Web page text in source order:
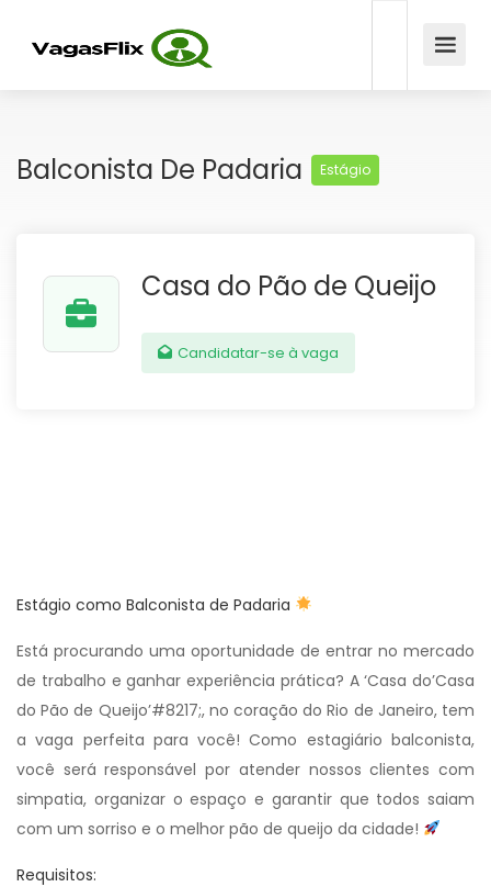
Balconista De Padaria Estágio
Casa do Pão de Queijo
Candidatar-se à vaga
Estágio como Balconista de Padaria
Está procurando uma oportunidade de entrar no mercado
de trabalho e ganhar experiência prática? A ‘Casa do’Casa
do Pão de Queijo’#8217;, no coração do Rio de Janeiro, tem
a vaga perfeita para você! Como estagiário balconista,
você será responsável por atender nossos clientes com
simpatia, organizar o espaço e garantir que todos saiam
com um sorriso e o melhor pão de queijo da cidade!
Requisitos: